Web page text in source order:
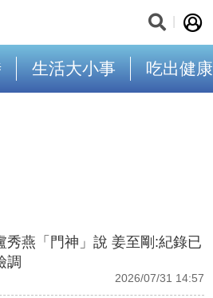
生活大小事 吃出健康
秀燕「門神」說 姜至剛:紀錄已
調
2026/07/31 14:57